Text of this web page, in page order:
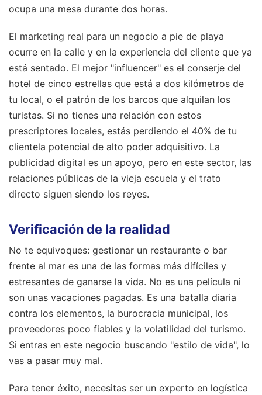
ocupa una mesa durante dos horas.
El marketing real para un negocio a pie de playa
ocurre en la calle y en la experiencia del cliente que ya
está sentado. El mejor "influencer" es el conserje del
hotel de cinco estrellas que está a dos kilómetros de
tu local, o el patrón de los barcos que alquilan los
turistas. Si no tienes una relación con estos
prescriptores locales, estás perdiendo el 40% de tu
clientela potencial de alto poder adquisitivo. La
publicidad digital es un apoyo, pero en este sector, las
relaciones públicas de la vieja escuela y el trato
directo siguen siendo los reyes.
Verificación de la realidad
No te equivoques: gestionar un restaurante o bar
frente al mar es una de las formas más difíciles y
estresantes de ganarse la vida. No es una película ni
son unas vacaciones pagadas. Es una batalla diaria
contra los elementos, la burocracia municipal, los
proveedores poco fiables y la volatilidad del turismo.
Si entras en este negocio buscando "estilo de vida", lo
vas a pasar muy mal.
Para tener éxito, necesitas ser un experto en logística